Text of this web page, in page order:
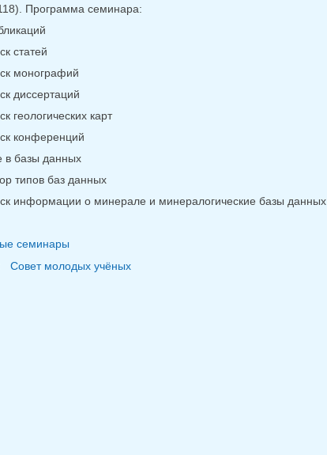
Программа семинара:
статей
монографий
диссертаций
геологических карт
конференций
в базы данных
типов баз данных
информации о минерале и минералогические базы данных
семинары
Совет молодых учёных